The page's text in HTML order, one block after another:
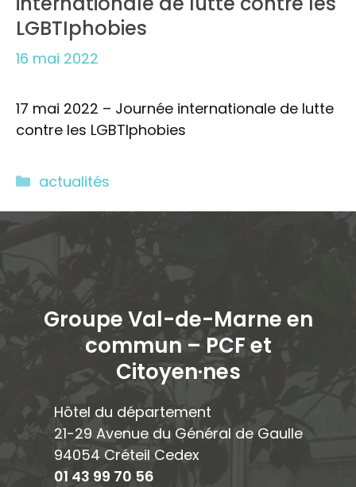
LGBTIphobies
16 mai 2022
17 mai 2022 – Journée internationale de lutte
contre les LGBTIphobies
Catégories
actualités
Groupe Val-de-Marne en
commun – PCF et
Citoyen·nes
Hôtel du département
21-29 Avenue du Général de Gaulle
94054 Créteil Cedex
01 43 99 70 56